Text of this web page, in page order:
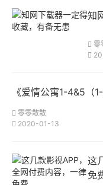
知
零
《爱情公寓1-4&5（
零零散散
2020-01-13
这
免